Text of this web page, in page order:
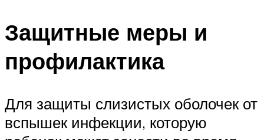
Защитные меры и
профилактика
Для защиты слизистых оболочек от
вспышек инфекции, которую